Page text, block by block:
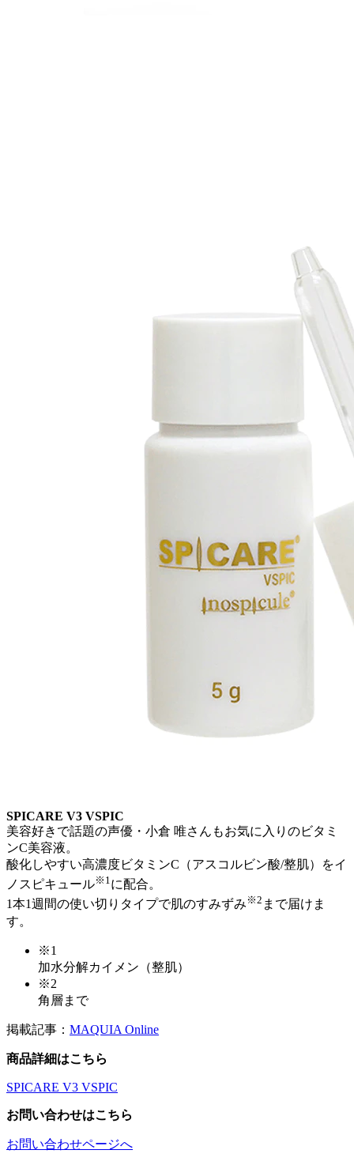
SPICARE V3 VSPIC
美容好きで話題の声優・小倉 唯さんもお気に入りのビタミ
ンC美容液。
酸化しやすい高濃度ビタミンC（アスコルビン酸/整肌）をイ
ノスピキュール※1 に配合。
1本1週間の使い切りタイプで肌のすみずみ ※2 まで届けま
す。
※1
加水分解カイメン（整肌）
※2
角層まで
掲載記事： MAQUIA Online
商品詳細はこちら
SPICARE V3 VSPIC
お問い合わせはこちら
お問い合わせページへ